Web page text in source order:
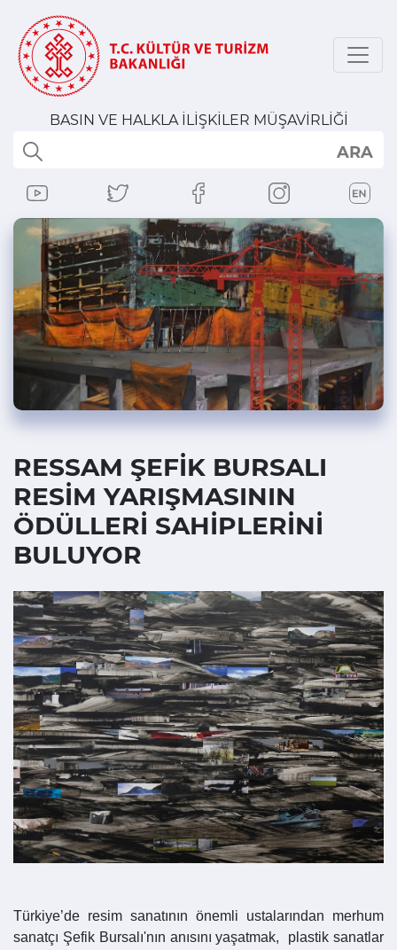
BASIN VE HALKLA İLİŞKİLER MÜŞAVİRLİĞİ
ARA
RESSAM ŞEFİK BURSALI
RESİM YARIŞMASININ
ÖDÜLLERİ SAHİPLERİNİ
BULUYOR
Türkiye’de resim sanatının önemli ustalarından merhum
sanatçı Şefik Bursalı'nın anısını yaşatmak, plastik sanatlar